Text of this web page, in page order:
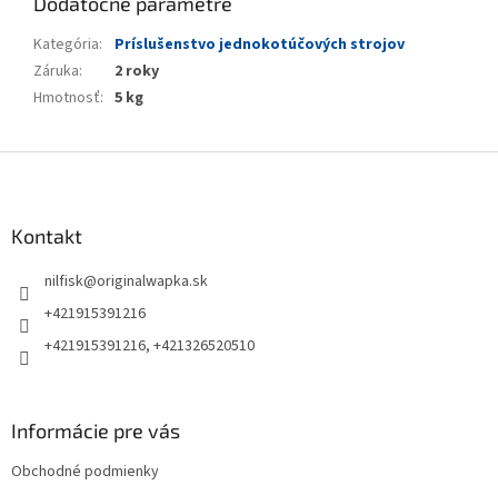
Kategória:
Príslušenstvo jednokotúčových strojov
Záruka:
2 roky
Hmotnosť: 5 kg
Kontakt
nilfisk@originalwapka.sk
+421915391216
+421915391216, +421326520510
Informácie pre vás
Obchodné podmienky